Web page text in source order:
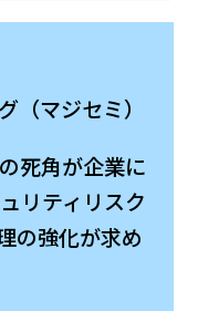
マジセミ）
死角が企業に
リティリスク
の強化が求め